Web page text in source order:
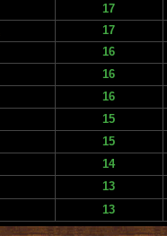
17
17
16
16
16
15
15
14
13
13